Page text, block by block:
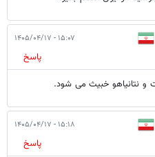
۱۵:۰۷ - ۱۴۰۵/۰۴/۱۷
پاسخ
و نتانیاهو خبیث می شود.
۱۵:۱۸ - ۱۴۰۵/۰۴/۱۷
پاسخ